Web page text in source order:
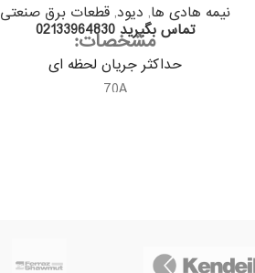
نیمه هادی ها, دیود, قطعات برق صنعتی
تماس بگیرید 02133964830مشخصات:
حداکثر جریان لحظه ای
70A